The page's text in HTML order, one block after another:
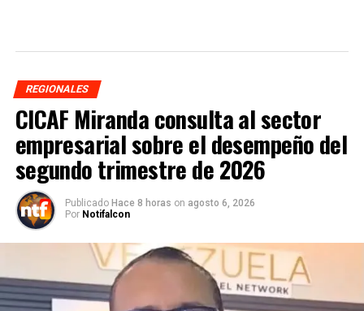
REGIONALES
CICAF Miranda consulta al sector
empresarial sobre el desempeño del
segundo trimestre de 2026
Publicado Hace 8 horas on agosto 6, 2026
Por Notifalcon